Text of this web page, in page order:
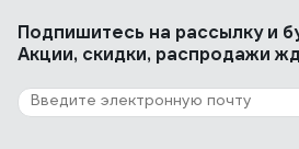
Подпишитесь на рассылкуи
Акции, скидки, распродажи